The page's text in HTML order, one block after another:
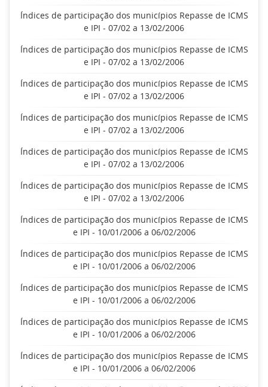
Índices de participação dos municípios Repasse de ICMS
e IPI - 07/02 a 13/02/2006
Índices de participação dos municípios Repasse de ICMS
e IPI - 07/02 a 13/02/2006
Índices de participação dos municípios Repasse de ICMS
e IPI - 07/02 a 13/02/2006
Índices de participação dos municípios Repasse de ICMS
e IPI - 07/02 a 13/02/2006
Índices de participação dos municípios Repasse de ICMS
e IPI - 07/02 a 13/02/2006
Índices de participação dos municípios Repasse de ICMS
e IPI - 07/02 a 13/02/2006
Índices de participação dos municípios Repasse de ICMS
e IPI - 10/01/2006 a 06/02/2006
Índices de participação dos municípios Repasse de ICMS
e IPI - 10/01/2006 a 06/02/2006
Índices de participação dos municípios Repasse de ICMS
e IPI - 10/01/2006 a 06/02/2006
Índices de participação dos municípios Repasse de ICMS
e IPI - 10/01/2006 a 06/02/2006
Índices de participação dos municípios Repasse de ICMS
e IPI - 10/01/2006 a 06/02/2006